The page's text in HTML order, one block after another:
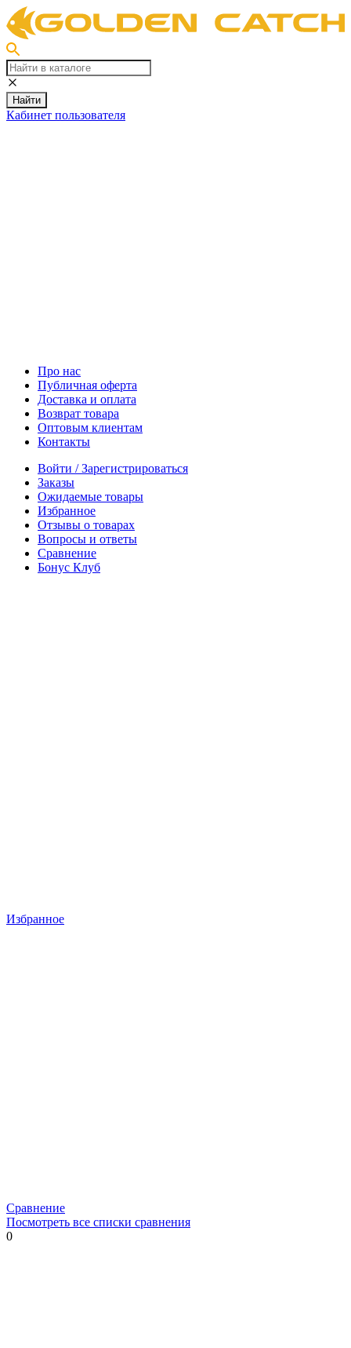
Найти
Кабинет пользователя
Про нас
Публичная оферта
Доставка и оплата
Возврат товара
Оптовым клиентам
Контакты
Войти / Зарегистрироваться
Заказы
Ожидаемые товары
Избранное
Отзывы о товарах
Вопросы и ответы
Сравнение
Бонус Клуб
Избранное
Сравнение
Посмотреть все списки сравнения
0